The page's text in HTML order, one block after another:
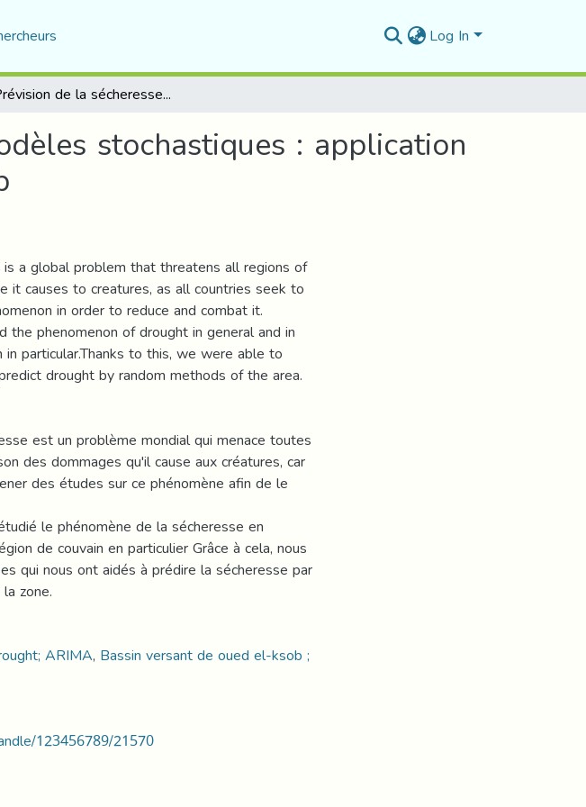
Log In
Prévision de la sécheresse par les modèles stochastiques : application sur le bassin versant de oued el-ksob
stochastiques : application
a global problem that threatens all regions of
causes to creatures, as all countries seek to
in order to reduce and combat it.
phenomenon of drought in general and in
particular.Thanks to this, we were able to
drought by random methods of the area.
est un problème mondial qui menace toutes
des dommages qu'il cause aux créatures, car
des études sur ce phénomène afin de le
le phénomène de la sécheresse en
de couvain en particulier Grâce à cela, nous
qui nous ont aidés à prédire la sécheresse par
zone.
ARIMA, Bassin versant de oued el-ksob ;
123456789/21570